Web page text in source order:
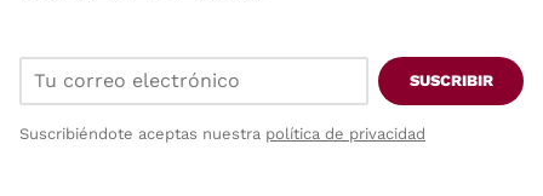
SUSCRIBIR
Suscribiéndote aceptas nuestra política de privacidad